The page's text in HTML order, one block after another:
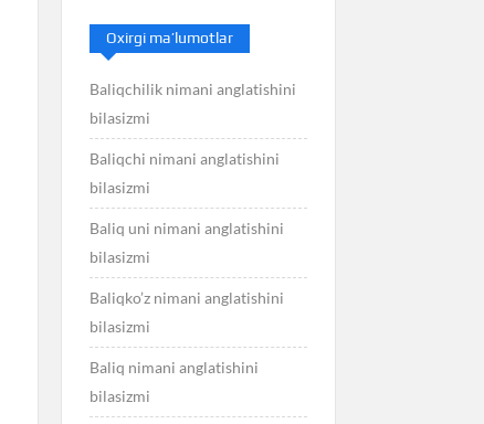
Oxirgi ma’lumotlar
Baliqchilik nimani anglatishini
bilasizmi
Baliqchi nimani anglatishini
bilasizmi
Baliq uni nimani anglatishini
bilasizmi
Baliqko’z nimani anglatishini
bilasizmi
Baliq nimani anglatishini
bilasizmi